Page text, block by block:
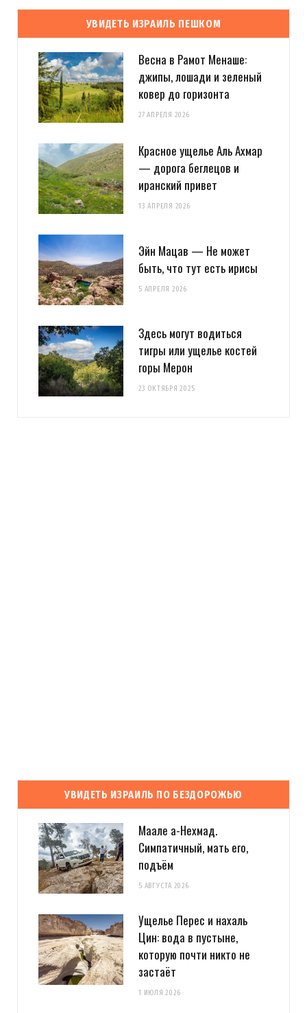
УВИДЕТЬ ИЗРАИЛЬ ПЕШКОМ
Весна в Рамот Менаше:
джипы, лошади и зеленый
ковер до горизонта
27 АПРЕЛЯ 2026
Красное ущелье Аль Ахмар
— дорога беглецов и
иранский привет
13 АПРЕЛЯ 2026
Эйн Мацав — Не может
быть, что тут есть ирисы
5 АПРЕЛЯ 2026
Здесь могут водиться
тигры или ущелье костей
горы Мерон
23 ОКТЯБРЯ 2025
УВИДЕТЬ ИЗРАИЛЬ ПО БЕЗДОРОЖЬЮ
Маале а-Нехмад.
Симпатичный, мать его,
подъём
5 АВГУСТА 2026
Ущелье Перес и нахаль
Цин: вода в пустыне,
которую почти никто не
застаёт
1 ИЮЛЯ 2026